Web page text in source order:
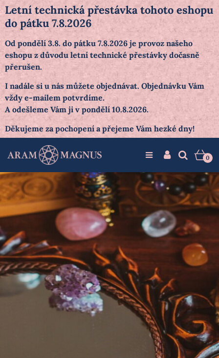
Letní technická přestávka tohoto eshopu
do pátku 7.8.2026
Od pondělí 3.8. do pátku 7.8.2026 je provoz našeho
eshopu z důvodu letní technické přestávky dočasně
přerušen.
I nadále si u nás můžete objednávat. Objednávku Vám
vždy e-mailem potvrdíme.
A odešleme Vám ji v pondělí 10.8.2026.
Děkujeme za pochopení a přejeme Vám hezké dny!
0